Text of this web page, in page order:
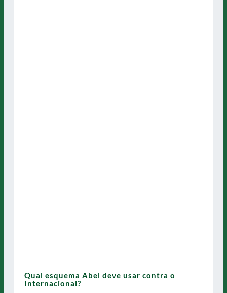
Qual esquema Abel deve usar contra o
Internacional?